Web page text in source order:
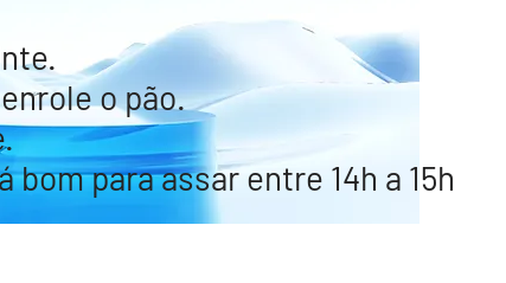
o pão.
para assar entre 14h a 15h